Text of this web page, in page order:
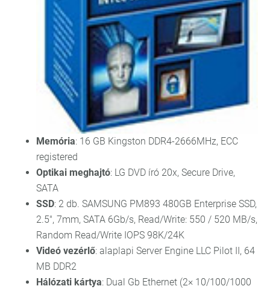
Memória: 16 GB Kingston DDR4-2666MHz, ECC
registered
Optikai meghajtó: LG DVD író 20x, Secure Drive,
SATA
SSD: 2 db. SAMSUNG PM893 480GB Enterprise SSD,
2.5", 7mm, SATA 6Gb/s, Read/Write: 550 / 520 MB/s,
Random Read/Write IOPS 98K/24K
Videó vezérlő: alaplapi Server Engine LLC Pilot II, 64
MB DDR2
Hálózati kártya: Dual Gb Ethernet (2× 10/100/1000